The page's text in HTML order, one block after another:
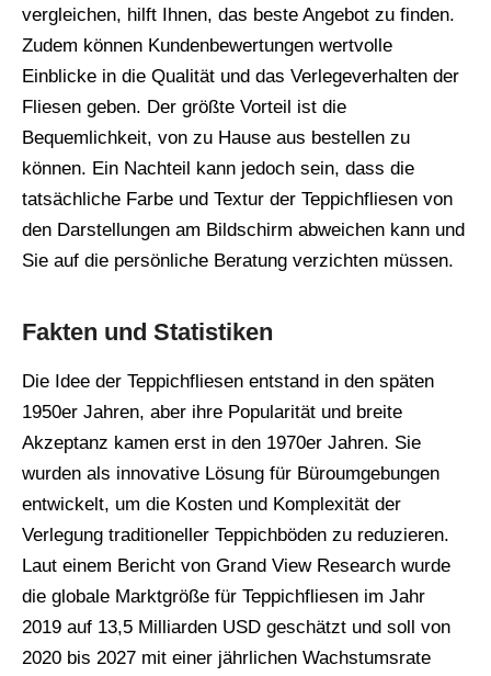
vergleichen, hilft Ihnen, das beste Angebot zu finden.
Zudem können Kundenbewertungen wertvolle
Einblicke in die Qualität und das Verlegeverhalten der
Fliesen geben. Der größte Vorteil ist die
Bequemlichkeit, von zu Hause aus bestellen zu
können. Ein Nachteil kann jedoch sein, dass die
tatsächliche Farbe und Textur der Teppichfliesen von
den Darstellungen am Bildschirm abweichen kann und
Sie auf die persönliche Beratung verzichten müssen.
Fakten und Statistiken
Die Idee der Teppichfliesen entstand in den späten
1950er Jahren, aber ihre Popularität und breite
Akzeptanz kamen erst in den 1970er Jahren. Sie
wurden als innovative Lösung für Büroumgebungen
entwickelt, um die Kosten und Komplexität der
Verlegung traditioneller Teppichböden zu reduzieren.
Laut einem Bericht von Grand View Research wurde
die globale Marktgröße für Teppichfliesen im Jahr
2019 auf 13,5 Milliarden USD geschätzt und soll von
2020 bis 2027 mit einer jährlichen Wachstumsrate